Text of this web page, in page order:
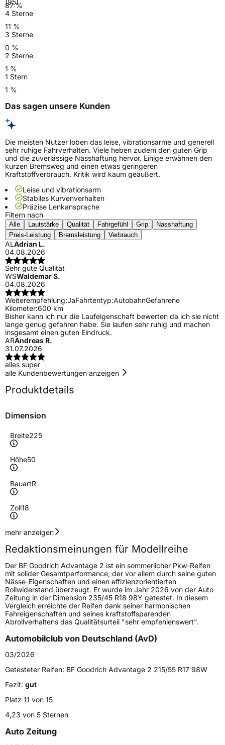
87 %
4 Sterne
11 %
3 Sterne
0 %
2 Sterne
1 %
1 Stern
1 %
Das sagen unsere Kunden
Die meisten Nutzer loben das leise, vibrationsarme und generell
sehr ruhige Fahrverhalten. Viele heben zudem den guten Grip
und die zuverlässige Nasshaftung hervor. Einige erwähnen den
kurzen Bremsweg und einen etwas geringeren
Kraftstoffverbrauch. Kritik wird kaum geäußert.
Leise und vibrationsarm
Stabiles Kurvenverhalten
Präzise Lenkansprache
Filtern nach
Alle Lautstärke Qualität Fahrgefühl Grip
Nasshaftung
Preis-Leistung
Bremsleistung Verbrauch
ALAdrian L.
04.08.2026
Sehr gute Qualität
WSWaldemar S.
04.08.2026
Weiterempfehlung:JaFahrtentyp:AutobahnGefahrene
Kilometer:600 km
Bisher kann ich nur die Laufeigenschaft bewerten da ich sie nicht
lange genug gefahren habe. Sie laufen sehr ruhig und machen
insgesamt einen guten Eindruck.
ARAndreas R.
31.07.2026
alles super
alle Kundenbewertungen anzeigen
Produktdetails
Dimension
Breite225
Höhe50
BauartR
Zoll18
Geschwindigkeitsindex
Höchstgeschwindigkeit
270 km/h
Lastindex95
Höchstlast690 kg
Gewicht (in kg)12,34 kg
Fahrzeugtyp
VerwendungSommerreifen
Modellname
FahrzeugartPKW & SUV
Weitere Eigenschaften
mehr anzeigen
Redaktionsmeinungen für Modellreihe
Der BF Goodrich Advantage 2 ist ein sommerlicher Pkw-Reifen
mit solider Gesamtperformance, der vor allem durch seine guten
Nässe-Eigenschaften und einen effizienzorientierten
Rollwiderstand überzeugt. Er wurde im Jahr 2026 von der Auto
Zeitung in der Dimension 235/45 R18 98Y getestet. In diesem
Vergleich erreichte der Reifen dank seiner harmonischen
Fahreigenschaften und seines kraftstoffsparenden
Abrollverhaltens das Qualitätsurteil "sehr empfehlenswert".
Automobilclub von Deutschland (AvD)
03/2026
Getesteter Reifen: BF Goodrich Advantage 2 215/55 R17 98W
Fazit: gut
Platz 11 von 15
4,23 von 5 Sternen
Auto Zeitung